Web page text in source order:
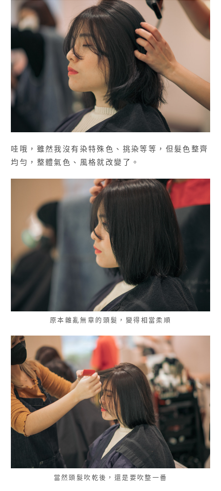
哇哦，雖然我沒有染特殊色、挑染等等，但髮色整齊
均勻，整體氣色、風格就改變了。
原本雜亂無章的頭髮，變得相當柔順
當然頭髮吹乾後，還是要吹整一番